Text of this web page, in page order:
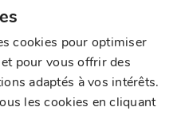
cookies pour optimiser
pour vous offrir des
adaptés à vos intérêts.
les cookies en cliquant